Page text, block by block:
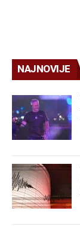
NAJNOVIJE